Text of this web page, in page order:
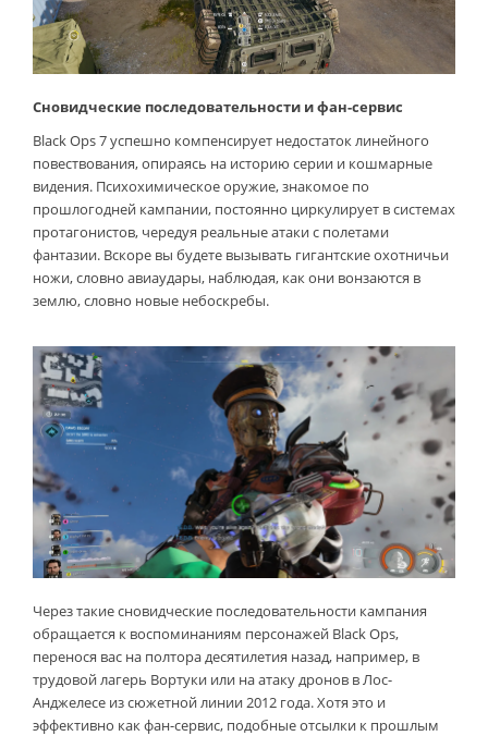
Сновидческие последовательности и фан-сервис
Black Ops 7 успешно компенсирует недостаток линейного
повествования, опираясь на историю серии и кошмарные
видения. Психохимическое оружие, знакомое по
прошлогодней кампании, постоянно циркулирует в системах
протагонистов, чередуя реальные атаки с полетами
фантазии. Вскоре вы будете вызывать гигантские охотничьи
ножи, словно авиаудары, наблюдая, как они вонзаются в
землю, словно новые небоскребы.
Через такие сновидческие последовательности кампания
обращается к воспоминаниям персонажей Black Ops,
перенося вас на полтора десятилетия назад, например, в
трудовой лагерь Вортуки или на атаку дронов в Лос-
Анджелесе из сюжетной линии 2012 года. Хотя это и
эффективно как фан-сервис, подобные отсылки к прошлым